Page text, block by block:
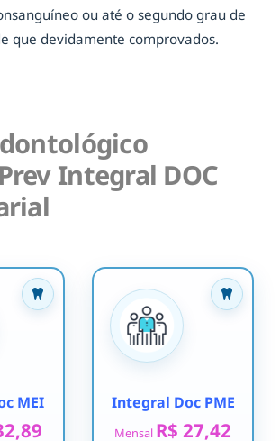
ou até o segundo grau de
que devidamente comprovados.
Integral DOC
MEI Integral Doc PME
Mensal R$ 27,42